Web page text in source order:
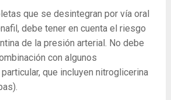
que se desintegran por vía oral
debe tener en cuenta el riesgo
de la presión arterial. No debe
con algunos
que incluyen nitroglicerina